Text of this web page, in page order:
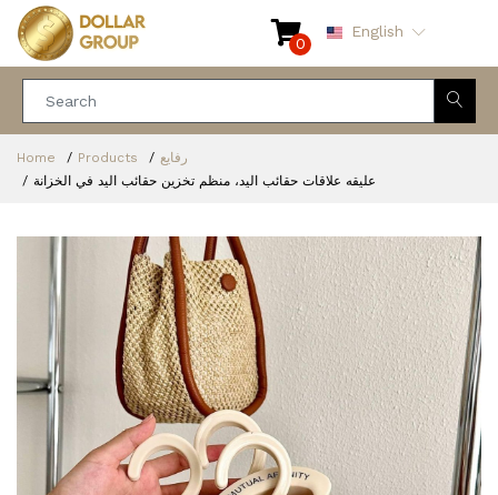
0
English
Home Products
رفايع
عليقه علاقات حقائب اليد، منظم تخزين حقائب اليد في الخزانة